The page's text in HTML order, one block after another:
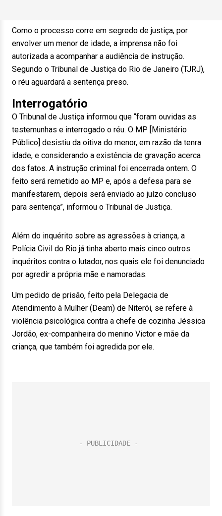
Como o processo corre em segredo de justiça, por
envolver um menor de idade, a imprensa não foi
autorizada a acompanhar a audiência de instrução.
Segundo o Tribunal de Justiça do Rio de Janeiro (TJRJ),
o réu aguardará a sentença preso.
Interrogatório
O Tribunal de Justiça informou que “foram ouvidas as
testemunhas e interrogado o réu. O MP [Ministério
Público] desistiu da oitiva do menor, em razão da tenra
idade, e considerando a existência de gravação acerca
dos fatos. A instrução criminal foi encerrada ontem. O
feito será remetido ao MP e, após a defesa para se
manifestarem, depois será enviado ao juízo concluso
para sentença”, informou o Tribunal de Justiça.
Além do inquérito sobre as agressões à criança, a
Polícia Civil do Rio já tinha aberto mais cinco outros
inquéritos contra o lutador, nos quais ele foi denunciado
por agredir a própria mãe e namoradas.
Um pedido de prisão, feito pela Delegacia de
Atendimento à Mulher (Deam) de Niterói, se refere à
violência psicológica contra a chefe de cozinha Jéssica
Jordão, ex-companheira do menino Victor e mãe da
criança, que também foi agredida por ele.